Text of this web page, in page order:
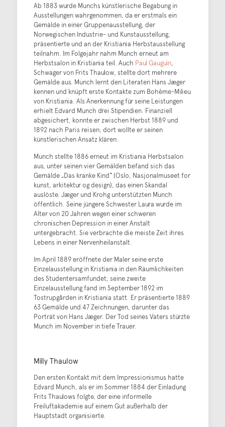
Ab 1883 wurde Munchs künstlerische Begabung in
Ausstellungen wahrgenommen, da er erstmals ein
Gemälde in einer Gruppenausstellung, der
Norwegischen Industrie- und Kunstausstellung,
präsentierte und an der Kristiania Herbstausstellung
teilnahm. Im Folgejahr nahm Munch erneut am
Herbstsalon in Kristiania teil. Auch Paul Gauguin,
Schwager von Frits Thaulow, stellte dort mehrere
Gemälde aus. Munch lernt den Literaten Hans Jæger
kennen und knüpft erste Kontakte zum Bohème-Milieu
von Kristiania. Als Anerkennung für seine Leistungen
erhielt Edvard Munch drei Stipendien. Finanziell
abgesichert, konnte er zwischen Herbst 1889 und
1892 nach Paris reisen; dort wollte er seinen
künstlerischen Ansatz klären.
Munch stellte 1886 erneut im Kristiania Herbstsalon
aus, unter seinen vier Gemälden befand sich das
Gemälde „Das kranke Kind“ (Oslo, Nasjonalmuseet for
kunst, arkitektur og design), das einen Skandal
auslöste. Jæger und Krohg unterstützten Munch
öffentlich. Seine jüngere Schwester Laura wurde im
Alter von 20 Jahren wegen einer schweren
chronischen Depression in einer Anstalt
untergebracht. Sie verbrachte die meiste Zeit ihres
Lebens in einer Nervenheilanstalt.
Im April 1889 eröffnete der Maler seine erste
Einzelausstellung in Kristiania in den Räumlichkeiten
des Studentersamfundet; seine zweite
Einzelausstellung fand im September 1892 im
Tostrupgården in Kristiania statt. Er präsentierte 1889
63 Gemälde und 47 Zeichnungen, darunter das
Porträt von Hans Jæger. Der Tod seines Vaters stürzte
Munch im November in tiefe Trauer.
Milly Thaulow
Den ersten Kontakt mit dem Impressionismus hatte
Edvard Munch, als er im Sommer 1884 der Einladung
Frits Thaulows folgte, der eine informelle
Freiluftakademie auf einem Gut außerhalb der
Hauptstadt organisierte.